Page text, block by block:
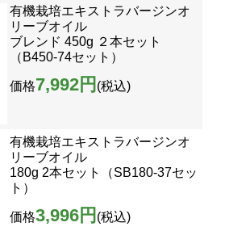
有機栽培エキストラバージンオ
リーブオイル
ブレンド 450g ２本セット
（B450-74セット）
価格7,992円 (税込)
有機栽培エキストラバージンオ
リーブオイル
180g 2本セット（SB180-37セッ
ト）
価格3,996円 (税込)